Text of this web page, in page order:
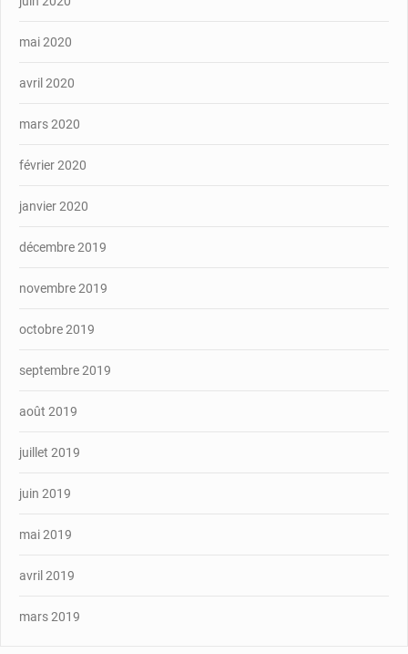
mai 2020
avril 2020
mars 2020
février 2020
janvier 2020
décembre 2019
novembre 2019
octobre 2019
septembre 2019
août 2019
juillet 2019
juin 2019
mai 2019
avril 2019
mars 2019